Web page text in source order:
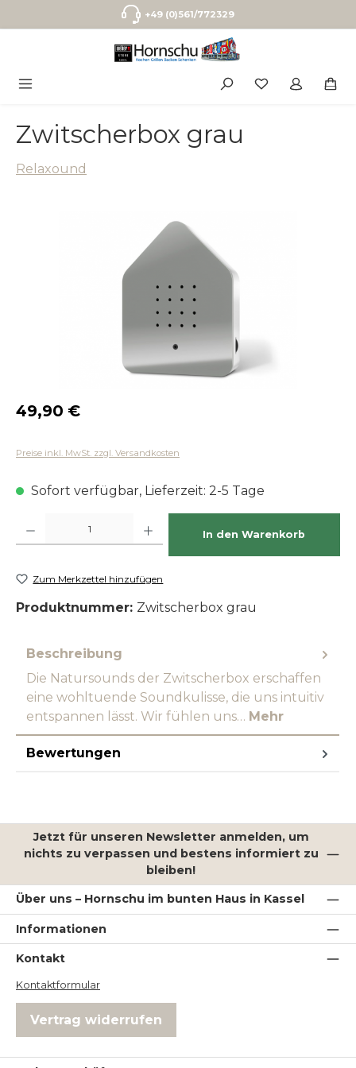
Zum Hauptinhalt springen+49 (0)561/772329
Zwitscherbox grau
Relaxound
Bildergalerie überspringen
Regulärer Preis:
49,90 €
Preise inkl. MwSt. zzgl. Versandkosten
Sofort verfügbar, Lieferzeit: 2-5 Tage
In den Warenkorb
Zum Merkzettel hinzufügen
Produktnummer: Zwitscherbox grau
Beschreibung
Die Natursounds der Zwitscherbox erschaffen
eine wohltuende Soundkulisse, die uns intuitiv
entspannen lässt. Wir fühlen uns… Mehr
Bewertungen
Jetzt für unseren Newsletter anmelden, um
nichts zu verpassen und bestens informiert zu
bleiben!
Über uns – Hornschu im bunten Haus in Kassel
Informationen
Kontakt
Kontaktformular
Vertrag widerrufen